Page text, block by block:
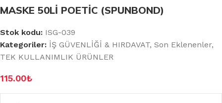
MASKE 50Lİ POETİC (SPUNBOND)
Stok kodu: ISG-039
Kategoriler: İŞ GÜVENLİĞİ & HIRDAVAT, Son Eklenenler,
TEK KULLANIMLIK ÜRÜNLER
115.00₺